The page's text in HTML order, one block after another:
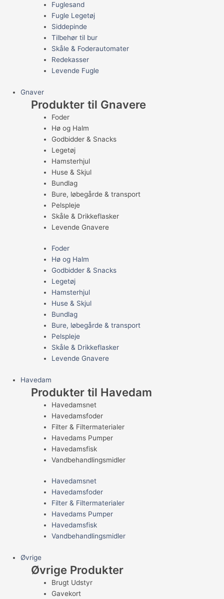
Fuglesand
Fugle Legetøj
Siddepinde
Tilbehør til bur
Skåle & Foderautomater
Redekasser
Levende Fugle
Gnaver
Produkter til Gnavere
Foder
Hø og Halm
Godbidder & Snacks
Legetøj
Hamsterhjul
Huse & Skjul
Bundlag
Bure, løbegårde & transport
Pelspleje
Skåle & Drikkeflasker
Levende Gnavere
Foder
Hø og Halm
Godbidder & Snacks
Legetøj
Hamsterhjul
Huse & Skjul
Bundlag
Bure, løbegårde & transport
Pelspleje
Skåle & Drikkeflasker
Levende Gnavere
Havedam
Produkter til Havedam
Havedamsnet
Havedamsfoder
Filter & Filtermaterialer
Havedams Pumper
Havedamsfisk
Vandbehandlingsmidler
Havedamsnet
Havedamsfoder
Filter & Filtermaterialer
Havedams Pumper
Havedamsfisk
Vandbehandlingsmidler
Øvrige
Øvrige Produkter
Brugt Udstyr
Gavekort